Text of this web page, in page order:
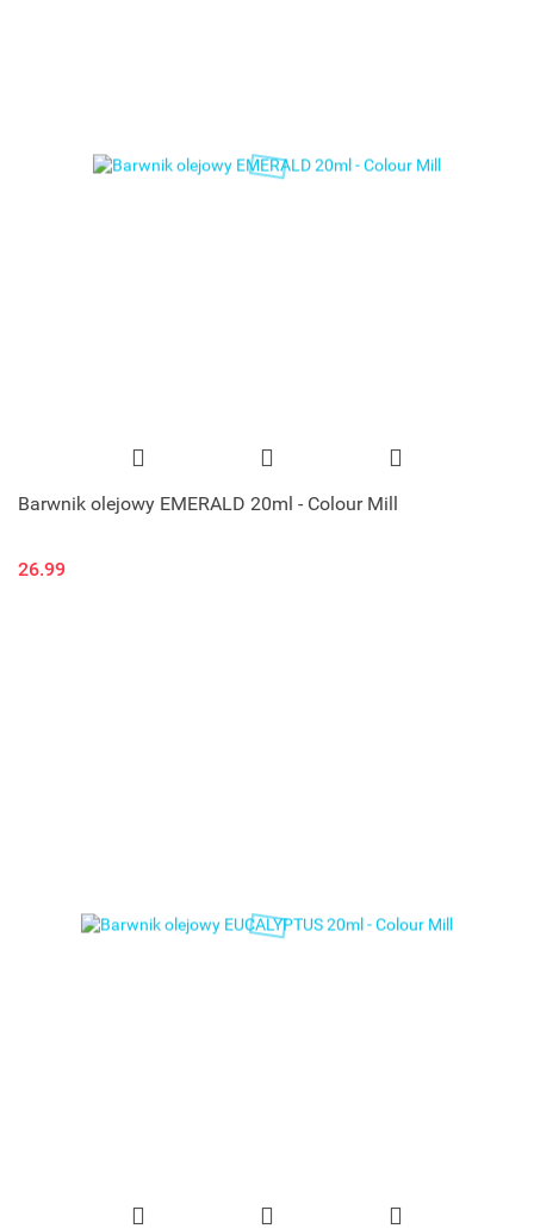
Barwnik olejowy EMERALD 20ml - Colour Mill
26.99